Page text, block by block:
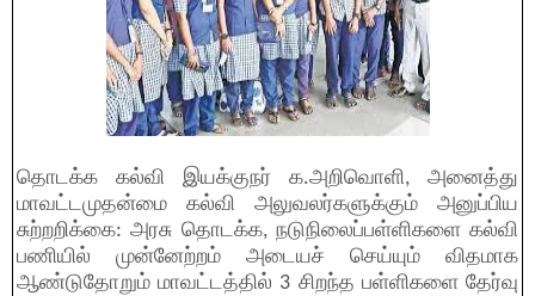
தொடக்க கல்வி இயக்குநர் க.அறிவொளி, அனைத்து
மாவட்டமுதன்மை கல்வி அலுவலர்களுக்கும் அனுப்பிய
சுற்றறிக்கை: அரசு தொடக்க, நடுநிலைப்பள்ளிகளை கல்வி
பணியில் முன்னேற்றம் அடையச் செய்யும் விதமாக
ஆண்டுதோறும் மாவட்டத்தில் 3 சிறந்த பள்ளிகளை தேர்வு